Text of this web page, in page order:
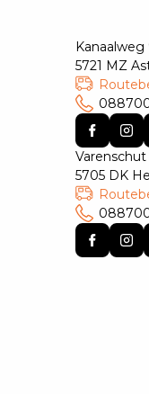
Kanaalweg
5721 MZ
Varenschut
5705 DK